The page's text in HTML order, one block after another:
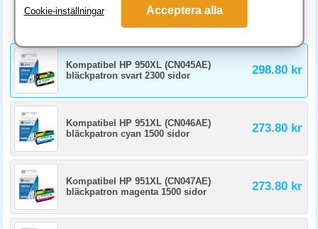
är 40-60 % billigare. Vissa nya HP-skrivare har chip som varnar för icke-
Vad gör jag om kompatibel patron inte känns igen?
Vissa nya HP-skrivare visar varning för icke-original patroner. Tryck OK
eller acceptera för att köra ändå, utskriften fungerar som vanligt. Vid
problem kan du ta ur och sätta in patronen igen, eller kontakta säljaren
för byte.
Kompatibel HP 950XL (CN045AE)
bläckpatron svart 2300 sidor
298.80 kr
Kompatibel HP 951XL (CN046AE)
bläckpatron cyan 1500 sidor
273.80 kr
Kompatibel HP 951XL (CN047AE)
bläckpatron magenta 1500 sidor
273.80 kr
Cookie-inställningar Acceptera alla